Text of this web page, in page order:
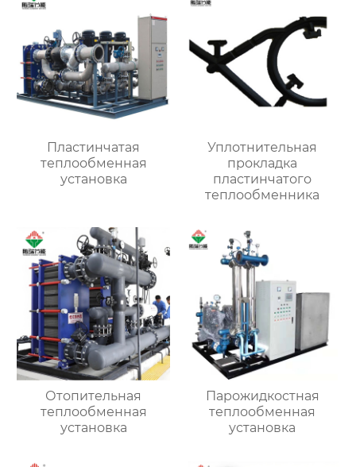
Пластинчатая
теплообменная
установка
Уплотнительная
прокладка
пластинчатого
теплообменника
Отопительная
теплообменная
установка
Парожидкостная
теплообменная
установка